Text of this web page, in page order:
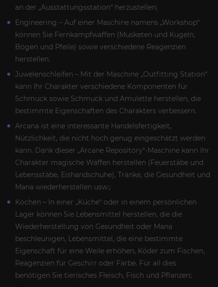
an der „Ausstattungsstation“ herzustellen;
Engineering – Auf einer Maschine namens „Workshop“
können Sie Fernkampfwaffen (Musketen und Kugeln,
Bögen und Pfeile) sowie verschiedene Reagenzien
herstellen.
Juwelenschleifen – Mit der Maschine „Outfitting Station“
kann Ihr Charakter verschiedene Komponenten für
Schmuck sowie Schmuck und Amulette herstellen, die
bestimmte Eigenschaften des Charakters verbessern.
Arcana ist eine interessante Handelsfertigkeit,
Nützlichkeit, die nicht hoch genug eingeschätzt werden
kann. Dank dieser „Arcane Repository“-Maschine kann Ihr
Charakter magische Waffen herstellen (Feuerstäbe und
Lebensstäbe, Eishandschuhe), Tränke, die Gesundheit und
Mana wiederherstellen usw.;
Kochen – In einer „Küche“ oder in einem persönlichen
Lager können Sie Lebensmittel herstellen, die die
Wiederherstellung von Gesundheit oder Mana
beschleunigen, Lebensmittel, die eine bestimmte
Eigenschaft für eine Weile erhöhen, Köder zum Fischen,
Reagenzien für Geschirr oder Farbe. Für all dies
benötigen Sie tierisches Fleisch, Fisch und Pflanzen;